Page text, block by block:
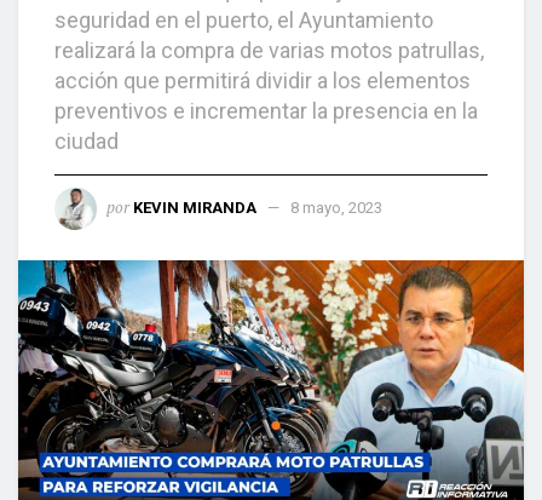
seguridad en el puerto, el Ayuntamiento
realizará la compra de varias motos patrullas,
acción que permitirá dividir a los elementos
preventivos e incrementar la presencia en la
ciudad
por KEVIN MIRANDA 8 mayo, 2023